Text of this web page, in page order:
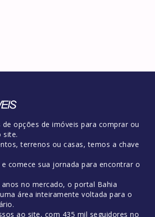
de opções de imóveis para comprar ou
site.
terrenos ou casas, temos a chave
comece sua jornada para encontrar o
no mercado, o portal Bahia
área inteiramente voltada para o
ao site, com 435 mil seguidores no